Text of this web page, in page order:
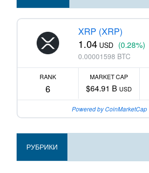
XRP (XRP)
1.04 USD (0.28%)
0.00001598 BTC
RANK
6
MARKET CAP
$64.91 B USD
Powered by CoinMarketCap
РУБРИКИ